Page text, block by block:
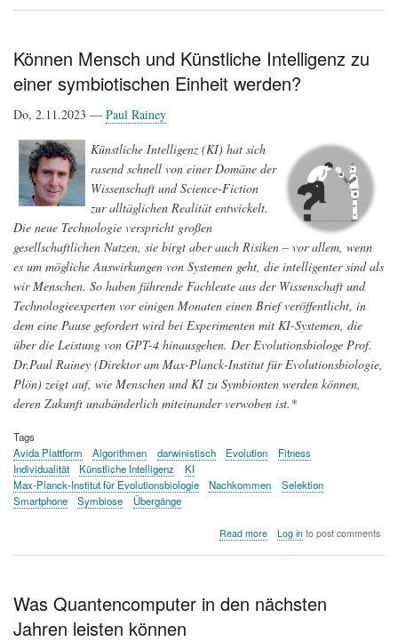
entdecken
Können Mensch und Künstliche Intelligenz zu
einer symbiotischen Einheit werden?
Do, 2.11.2023 — Paul Rainey
Künstliche Intelligenz (KI) hat sich
rasend schnell von einer Domäne der
Wissenschaft und Science-Fiction
zur alltäglichen Realität entwickelt.
Die neue Technologie verspricht großen
gesellschaftlichen Nutzen, sie birgt aber auch Risiken – vor allem, wenn
es um mögliche Auswirkungen von Systemen geht, die intelligenter sind als
wir Menschen. So haben führende Fachleute aus der Wissenschaft und
Technologieexperten vor einigen Monaten einen Brief veröffentlicht, in
dem eine Pause gefordert wird bei Experimenten mit KI-Systemen, die
über die Leistung von GPT-4 hinausgehen. Der Evolutionsbiologe Prof.
Dr.Paul Rainey (Direktor am Max-Planck-Institut für Evolutionsbiologie,
Plön) zeigt auf, wie Menschen und KI zu Symbionten werden können,
deren Zukunft unabänderlich miteinander verwoben ist.*
Tags
Avida Plattform
Algorithmen darwinistisch Evolution
Fitness
Individualität
Künstliche Intelligenz
KI
Max-Planck-Institut für Evolutionsbiologie
Nachkommen
Selektion
Smartphone
Symbiose Übergänge
Read moreabout
Intelligenz
Log into post comments
Was Quantencomputer in den nächsten
Jahren leisten können